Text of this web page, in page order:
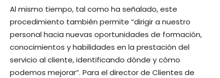
Al mismo tiempo, tal como ha señalado, este
procedimiento también permite “dirigir a nuestro
personal hacia nuevas oportunidades de formación,
conocimientos y habilidades en la prestación del
servicio al cliente, identificando dónde y cómo
podemos mejorar”. Para el director de Clientes de